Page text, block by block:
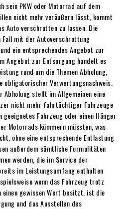
sein PKW oder Motorrad auf dem
nicht mehr veräußern lässt, kommt
Auto verschrotten zu lassen. Die
Fall mit der Autoverschrottung
ein entsprechendes Angebot zur
Angebot zur Entsorgung handelt es
rund um die Themen Abholung,
obligatorischer Verwertungsnachweis.
Abholung stellt im Allgemeinen eine
nicht mehr fahrtüchtiger Fahrzeuge
Fahrzeug oder einen Hänger
Motorrads kümmern müssten, was
ohne eine entsprechende Entlastung
außerdem sämtliche Formalitäten
werden, die im Service der
im Leistungsumfang enthalten
wenn das Fahrzeug trotz
einen gewissen Wert besitzt, ist die
und das Ausstellen des